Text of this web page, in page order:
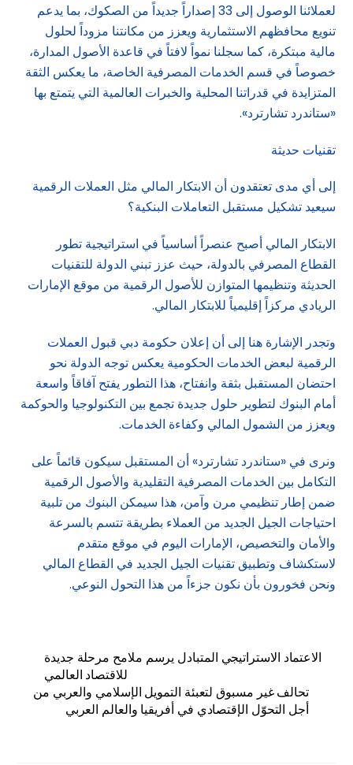
لعملائنا الوصول إلى 33 إصداراً جديداً من الصكوك، بما يدعم
تنويع محافظهم الاستثمارية ويعزز من مكانتنا مزوداً لحلول
مالية مبتكرة، كما سجلنا نمواً لافتاً في قاعدة الأصول المدارة،
خصوصاً في قسم الخدمات المصرفية الخاصة، ما يعكس الثقة
المتزايدة في قدراتنا المحلية والخبرات العالمية التي يتمتع بها
«ستاندرد تشارترد».
تقنيات حديثة
إلى أي مدى تعتقدون أن الابتكار المالي مثل العملات الرقمية
سيعيد تشكيل مستقبل التعاملات البنكية؟
الابتكار المالي أصبح عنصراً أساسياً في استراتيجية تطور
القطاع المصرفي بالدولة، حيث عزز تبني الدولة للتقنيات
الحديثة وتنظيمها المتوازن للأصول الرقمية من موقع الإمارات
الريادي مركزاً إقليمياً للابتكار المالي.
وتجدر الإشارة هنا إلى أن إعلان حكومة دبي قبول العملات
الرقمية لبعض الخدمات الحكومية يعكس توجه الدولة نحو
احتضان المستقبل بثقة وانفتاح، هذا التطور يفتح آفاقاً واسعة
أمام البنوك لتطوير حلول جديدة تجمع بين التكنولوجيا والحوكمة
ويعزز من الشمول المالي وكفاءة الخدمات.
ونرى في «ستاندرد تشارترد» أن المستقبل سيكون قائماً على
التكامل بين الخدمات المصرفية التقليدية والأصول الرقمية
ضمن إطار تنظيمي مرن وآمن، هذا سيمكن البنوك من تلبية
احتياجات الجيل الجديد من العملاء بطريقة تتسم بالسرعة
والأمان والتخصيص، الإمارات اليوم في موقع متقدم
لاستكشاف وتطبيق تقنيات الجيل الجديد في القطاع المالي
ونحن فخورون بأن نكون جزءاً من هذا التحول النوعي.
الاعتماد الاستراتيجي المتبادل يرسم ملامح مرحلة جديدة
للاقتصاد العالمي
تحالف غير مسبوق لتعبئة التمويل الإسلامي والعربي من
أجل التحوّل الإقتصادي في أفريقيا والعالم العربي